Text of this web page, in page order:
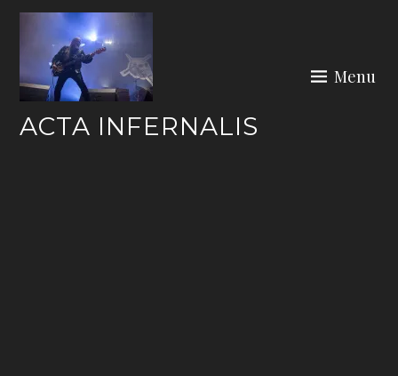
Skip
content
ACTA INFERNALIS
Menu